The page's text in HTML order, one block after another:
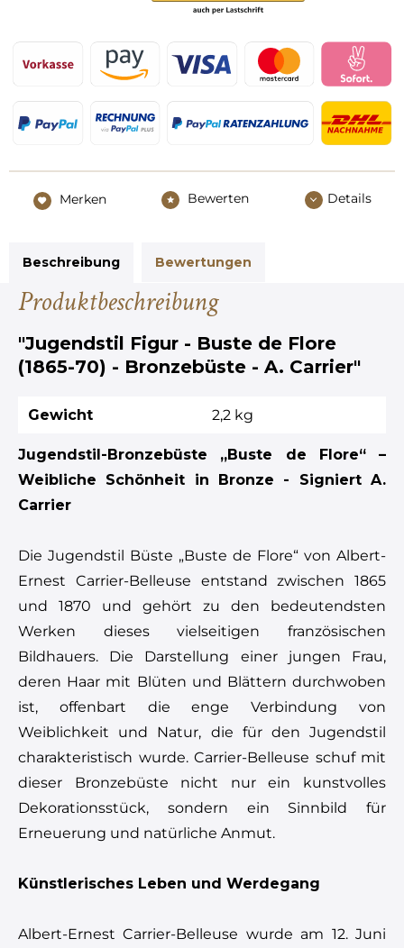
Merken Bewerten Details
Beschreibung Bewertungen
Produktbeschreibung
"Jugendstil Figur - Buste de Flore
(1865-70) - Bronzebüste - A. Carrier"
Gewicht 2,2 kg
Jugendstil-Bronzebüste „Buste de Flore“ –
Weibliche Schönheit in Bronze - Signiert A.
Carrier
Die Jugendstil Büste „Buste de Flore“ von Albert-
Ernest Carrier-Belleuse entstand zwischen 1865
und 1870 und gehört zu den bedeutendsten
Werken dieses vielseitigen französischen
Bildhauers. Die Darstellung einer jungen Frau,
deren Haar mit Blüten und Blättern durchwoben
ist, offenbart die enge Verbindung von
Weiblichkeit und Natur, die für den Jugendstil
charakteristisch wurde. Carrier-Belleuse schuf mit
dieser Bronzebüste nicht nur ein kunstvolles
Dekorationsstück, sondern ein Sinnbild für
Erneuerung und natürliche Anmut.
Künstlerisches Leben und Werdegang
Albert-Ernest Carrier-Belleuse wurde am 12. Juni